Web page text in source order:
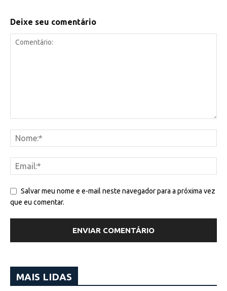
Deixe seu comentário
Salvar meu nome e e-mail neste navegador para a próxima vez
que eu comentar.
MAIS LIDAS